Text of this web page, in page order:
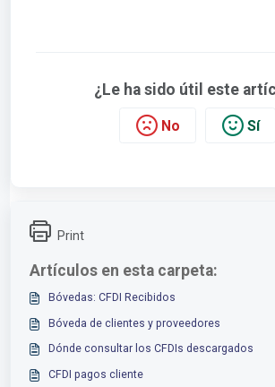
¿Le ha sido útil este
No Sí
Print
Artículos en esta carpeta:
Bóvedas: CFDI Recibidos
Bóveda de clientes y proveedores
Dónde consultar los CFDIs descargados
CFDI pagos cliente